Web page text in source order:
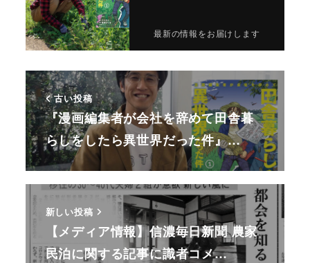
最新の情報をお届けします
古い投稿
『漫画編集者が会社を辞めて田舎暮
らしをしたら異世界だった件』…
新しい投稿
【メディア情報】信濃毎日新聞 農家
民泊に関する記事に識者コメ…